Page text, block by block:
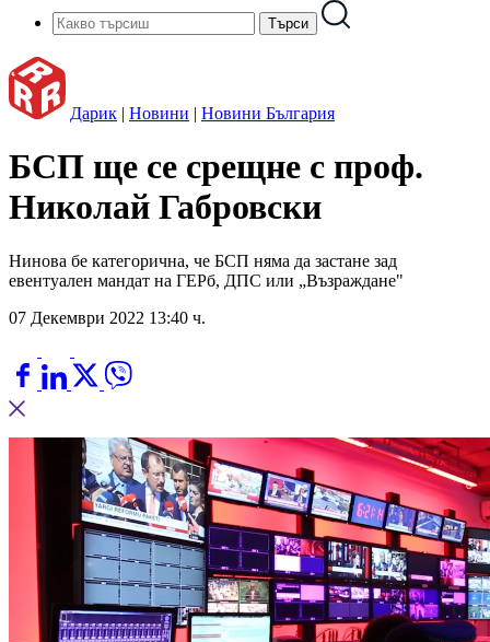
Дарик | Новини | Новини България
БСП ще се срещне с проф.
Николай Габровски
Нинова бе категорична, че БСП няма да застане зад
евентуален мандат на ГЕРб, ДПС или „Възраждане"
07 Декември 2022 13:40 ч.